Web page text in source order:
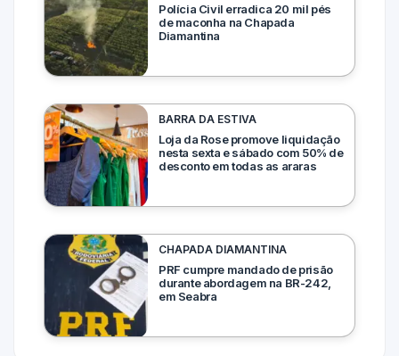
Polícia Civil erradica 20 mil pés
de maconha na Chapada
Diamantina
BARRA DA ESTIVA
Loja da Rose promove liquidação
nesta sexta e sábado com 50% de
desconto em todas as araras
CHAPADA DIAMANTINA
PRF cumpre mandado de prisão
durante abordagem na BR-242,
em Seabra